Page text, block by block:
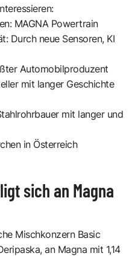
MAGNA Powertrain
Durch neue Sensoren, KI
Automobilproduzent
mit langer Geschichte
mit langer und
in Österreich
sich an Magna
Mischkonzern Basic
an Magna mit 1,14